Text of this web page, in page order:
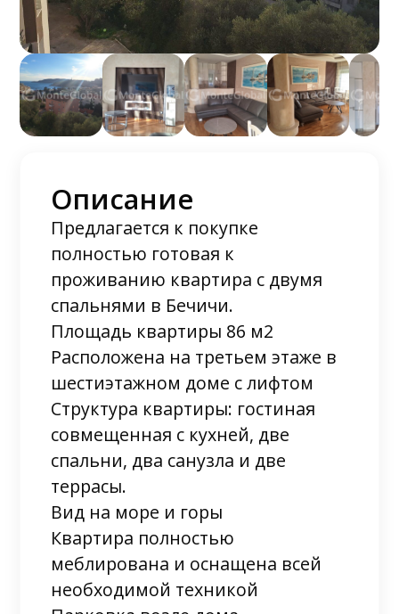
Описание
Предлагается к покупке
полностью готовая к
проживанию квартира с двумя
спальнями в Бечичи.
Площадь квартиры 86 м2
Расположена на третьем этаже в
шестиэтажном доме с лифтом
Структура квартиры: гостиная
совмещенная с кухней, две
спальни, два санузла и две
террасы.
Вид на море и горы
Квартира полностью
меблирована и оснащена всей
необходимой техникой